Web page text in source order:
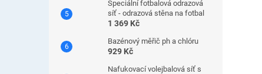
Speciální fotbalová odrazová
síť - odrazová stěna na fotbal
1 369 Kč
Bazénový měřič ph a chlóru
929 Kč
Nafukovací volejbalová síť s